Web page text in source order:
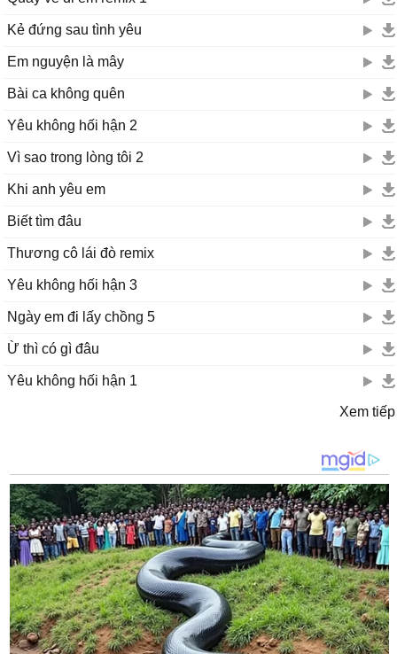
Kẻ đứng sau tình yêu
Em nguyện là mây
Bài ca không quên
Yêu không hối hận 2
Vì sao trong lòng tôi 2
Khi anh yêu em
Biết tìm đâu
Thương cô lái đò remix
Yêu không hối hận 3
Ngày em đi lấy chồng 5
Ừ thì có gì đâu
Yêu không hối hận 1
Xem tiếp